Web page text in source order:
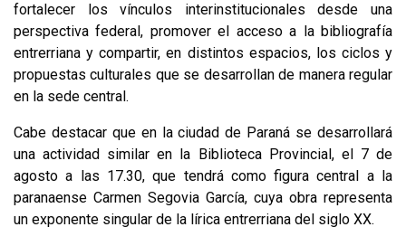
fortalecer los vínculos interinstitucionales desde una
perspectiva federal, promover el acceso a la bibliografía
entrerriana y compartir, en distintos espacios, los ciclos y
propuestas culturales que se desarrollan de manera regular
en la sede central.
Cabe destacar que en la ciudad de Paraná se desarrollará
una actividad similar en la Biblioteca Provincial, el 7 de
agosto a las 17.30, que tendrá como figura central a la
paranaense Carmen Segovia García, cuya obra representa
un exponente singular de la lírica entrerriana del siglo XX.